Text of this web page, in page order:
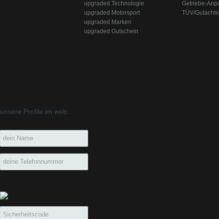
upgraded Technologie
upgraded Motorsport
upgraded Marken
upgraded Gutschein
Getriebe-
TÜV/
unsere Profile im web: